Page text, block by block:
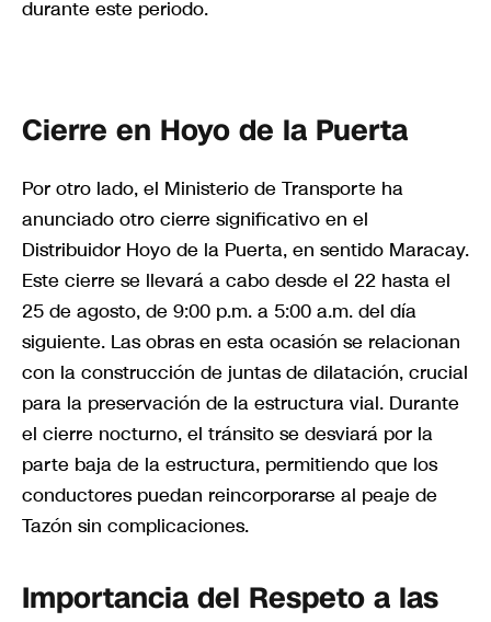
durante este periodo.
Cierre en Hoyo de la Puerta
Por otro lado, el Ministerio de Transporte ha
anunciado otro cierre significativo en el
Distribuidor Hoyo de la Puerta, en sentido Maracay.
Este cierre se llevará a cabo desde el 22 hasta el
25 de agosto, de 9:00 p.m. a 5:00 a.m. del día
siguiente. Las obras en esta ocasión se relacionan
con la construcción de juntas de dilatación, crucial
para la preservación de la estructura vial. Durante
el cierre nocturno, el tránsito se desviará por la
parte baja de la estructura, permitiendo que los
conductores puedan reincorporarse al peaje de
Tazón sin complicaciones.
Importancia del Respeto a las